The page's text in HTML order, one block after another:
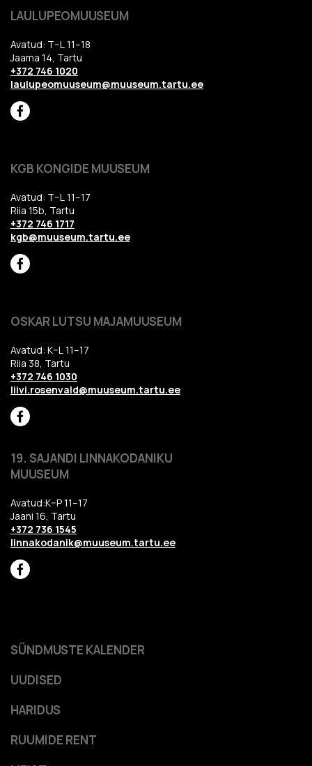
LAULUPEOMUUSEUM
Avatud: T–L 11–18
Jaama 14, Tartu
+372 746 1020
laulupeomuuseum@muuseum.tartu.ee
KGB KONGIDE MUUSEUM
Avatud: T–L 11–17
Riia 15b, Tartu
+372 746 1717
kgb@muuseum.tartu.ee
OSKAR LUTSU MAJAMUUSEUM
Avatud: K–L 11–17
Riia 38, Tartu
+372 746 1030
liivi.rosenvald@muuseum.tartu.ee
19. SAJANDI LINNAKODANIKU
MUUSEUM
Avatud:K–P 11–17
Jaani 16, Tartu
+372 736 1545
linnakodanik@muuseum.tartu.ee
HARIDUS
RUUMIDE RENT
SÜNDMUSTE KALENDER
UUDISED